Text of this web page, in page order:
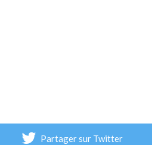
Partager sur Twitter